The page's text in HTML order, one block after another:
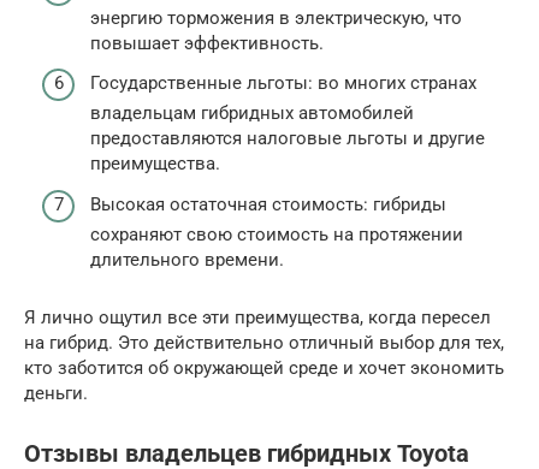
энергию торможения в электрическую, что
повышает эффективность.
Государственные льготы: во многих странах
владельцам гибридных автомобилей
предоставляются налоговые льготы и другие
преимущества.
Высокая остаточная стоимость: гибриды
сохраняют свою стоимость на протяжении
длительного времени.
Я лично ощутил все эти преимущества, когда пересел
на гибрид. Это действительно отличный выбор для тех,
кто заботится об окружающей среде и хочет экономить
деньги.
Отзывы владельцев гибридных Toyota